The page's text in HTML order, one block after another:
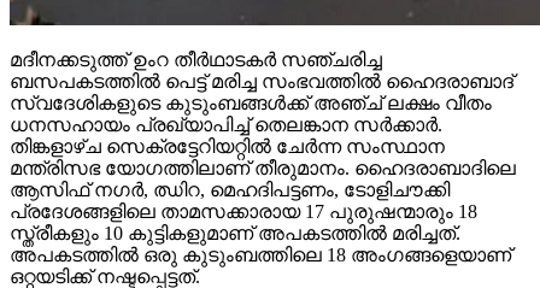
മദീനക്കടുത്ത് ഉംറ തീര്‍ഥാടകര്‍ സഞ്ചരിച്ച
ബസപകടത്തില്‍ പെട്ട് മരിച്ച സംഭവത്തില്‍ ഹൈദരാബാദ്
സ്വദേശികളുടെ കുടുംബങ്ങള്‍ക്ക് അഞ്ച് ലക്ഷം വീതം
ധനസഹായം പ്രഖ്യാപിച്ച് തെലങ്കാന സര്‍ക്കാര്‍.
തിങ്കളാഴ്ച സെക്രട്ടേറിയറ്റില്‍ ചേര്‍ന്ന സംസ്ഥാന
മന്ത്രിസഭ യോഗത്തിലാണ് തീരുമാനം. ഹൈദരാബാദിലെ
ആസിഫ് നഗര്‍, ഝിറ, മെഹദിപട്ടണം, ടോളിചൗക്കി
പ്രദേശങ്ങളിലെ താമസക്കാരായ 17 പുരുഷന്മാരും 18
സ്ത്രീകളും 10 കുട്ടികളുമാണ് അപകടത്തില്‍ മരിച്ചത്.
അപകടത്തില്‍ ഒരു കുടുംബത്തിലെ 18 അംഗങ്ങളെയാണ്
ഒറ്റയടിക്ക് നഷ്ടപ്പെട്ടത്.